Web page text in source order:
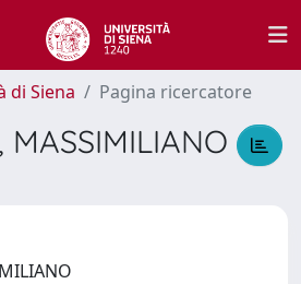
di Siena Pagina ricercatore
MASSIMILIANO